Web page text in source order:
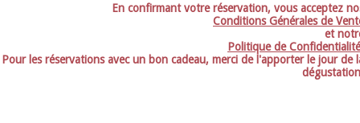
En confirmant votre réservation, vous acceptez
Conditions Générales de
et
Politique de Confidentialité
Pour les réservations avec un bon cadeau, merci de l'apporter le jour de